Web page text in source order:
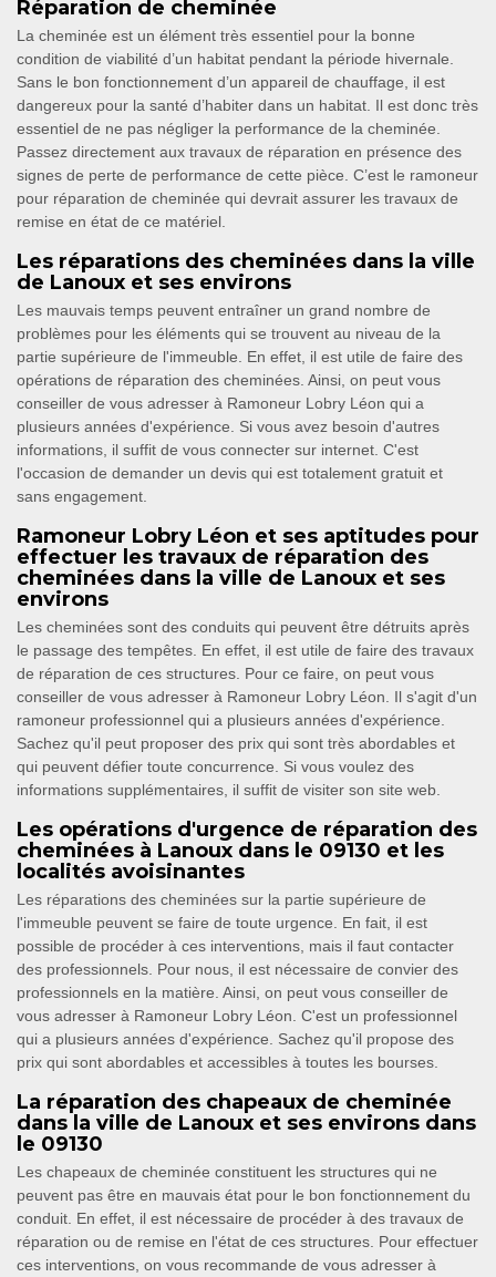
Réparation de cheminée
La cheminée est un élément très essentiel pour la bonne
condition de viabilité d’un habitat pendant la période hivernale.
Sans le bon fonctionnement d’un appareil de chauffage, il est
dangereux pour la santé d’habiter dans un habitat. Il est donc très
essentiel de ne pas négliger la performance de la cheminée.
Passez directement aux travaux de réparation en présence des
signes de perte de performance de cette pièce. C’est le ramoneur
pour réparation de cheminée qui devrait assurer les travaux de
remise en état de ce matériel.
Les réparations des cheminées dans la ville
de Lanoux et ses environs
Les mauvais temps peuvent entraîner un grand nombre de
problèmes pour les éléments qui se trouvent au niveau de la
partie supérieure de l'immeuble. En effet, il est utile de faire des
opérations de réparation des cheminées. Ainsi, on peut vous
conseiller de vous adresser à Ramoneur Lobry Léon qui a
plusieurs années d'expérience. Si vous avez besoin d'autres
informations, il suffit de vous connecter sur internet. C'est
l'occasion de demander un devis qui est totalement gratuit et
sans engagement.
Ramoneur Lobry Léon et ses aptitudes pour
effectuer les travaux de réparation des
cheminées dans la ville de Lanoux et ses
environs
Les cheminées sont des conduits qui peuvent être détruits après
le passage des tempêtes. En effet, il est utile de faire des travaux
de réparation de ces structures. Pour ce faire, on peut vous
conseiller de vous adresser à Ramoneur Lobry Léon. Il s'agit d'un
ramoneur professionnel qui a plusieurs années d'expérience.
Sachez qu'il peut proposer des prix qui sont très abordables et
qui peuvent défier toute concurrence. Si vous voulez des
informations supplémentaires, il suffit de visiter son site web.
Les opérations d'urgence de réparation des
cheminées à Lanoux dans le 09130 et les
localités avoisinantes
Les réparations des cheminées sur la partie supérieure de
l'immeuble peuvent se faire de toute urgence. En fait, il est
possible de procéder à ces interventions, mais il faut contacter
des professionnels. Pour nous, il est nécessaire de convier des
professionnels en la matière. Ainsi, on peut vous conseiller de
vous adresser à Ramoneur Lobry Léon. C'est un professionnel
qui a plusieurs années d'expérience. Sachez qu'il propose des
prix qui sont abordables et accessibles à toutes les bourses.
La réparation des chapeaux de cheminée
dans la ville de Lanoux et ses environs dans
le 09130
Les chapeaux de cheminée constituent les structures qui ne
peuvent pas être en mauvais état pour le bon fonctionnement du
conduit. En effet, il est nécessaire de procéder à des travaux de
réparation ou de remise en l'état de ces structures. Pour effectuer
ces interventions, on vous recommande de vous adresser à